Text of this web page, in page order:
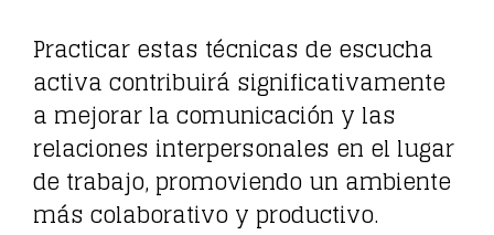
Practicar estas técnicas de escucha
activa contribuirá significativamente
a mejorar la comunicación y las
relaciones interpersonales en el lugar
de trabajo, promoviendo un ambiente
más colaborativo y productivo.